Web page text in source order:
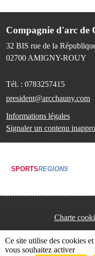
Compagnie d'arc de
32 BIS rue de la
02700 AMIGNY-ROUY
Tél. : 0783257415
president@arcchauny.com
Informations légales
Signaler un contenu
SPORTSREGIONS
Charte
Ce site utilise des cookies
vous souhaitez activer